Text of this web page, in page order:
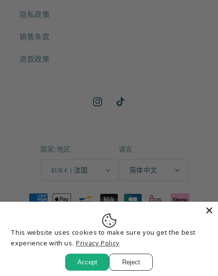
隐私政策
销售条款
退款政策
InstagramTikTok
国家/地区
EUR € | 法国
语言
简体中文
式
© 2026,Hlcustomcar Powerd by Shopify
This website uses cookies to make sure you get the best
experience with us. Privacy Policy
Accept Reject